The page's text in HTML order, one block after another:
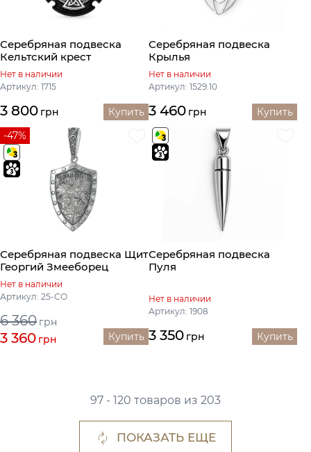
Серебряная подвеска
Кельтский крест
Нет в наличии
Артикул: 1715
3 800 грн Купить
Серебряная подвеска
Крылья
Нет в наличии
Артикул: 1529.10
3 460 грн
Купить
-47%
Серебряная подвеска Щит
Георгий Змееборец
Нет в наличии
Артикул: 25-СО
6 360 грн
3 360 грн Купить
Серебряная подвеска
Пуля
Нет в наличии
Артикул: 1908
3 350 грн Купить
97 - 120 товаров из 203
ПОКАЗАТЬ ЕЩЕ